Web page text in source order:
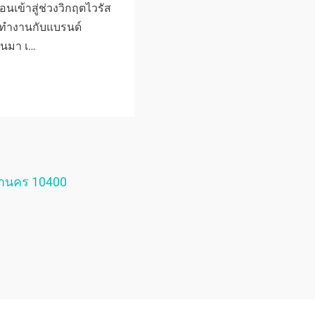
นเข้าสู่ช่วงวิกฤตไวรัส
ำงานกับแบรนด์
มา เ…
นคร 10400